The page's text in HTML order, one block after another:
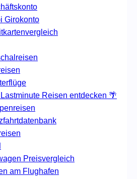
Girokonto
Reisen entdecken 🌴
Preisvergleich
am Flughafen